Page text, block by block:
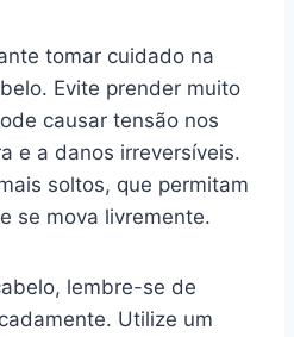
tomar cuidado na
Evite prender muito
causar tensão nos
e a danos irreversíveis.
soltos, que permitam
se mova livremente.
lembre-se de
Utilize um